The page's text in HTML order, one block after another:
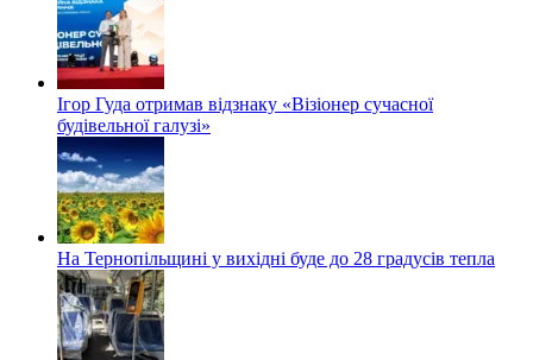
Ігор Гуда отримав відзнаку «Візіонер сучасної
будівельної галузі»
На Тернопільщині у вихідні буде до 28 градусів тепла